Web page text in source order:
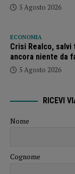
5 Agosto 2026
ECONOMIA
Crisi Realco, salvi
ancora niente da
5 Agosto 2026
RICEVI
Nome
Cognome